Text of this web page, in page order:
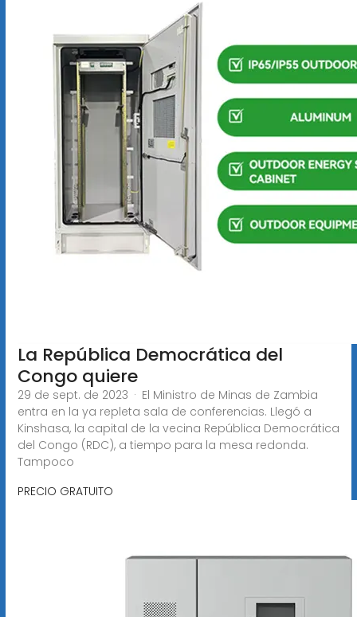
La República Democrática del
Congo quiere
29 de sept. de 2023 · El Ministro de Minas de Zambia
entra en la ya repleta sala de conferencias. Llegó a
Kinshasa, la capital de la vecina República Democrática
del Congo (RDC), a tiempo para la mesa redonda.
Tampoco
PRECIO GRATUITO